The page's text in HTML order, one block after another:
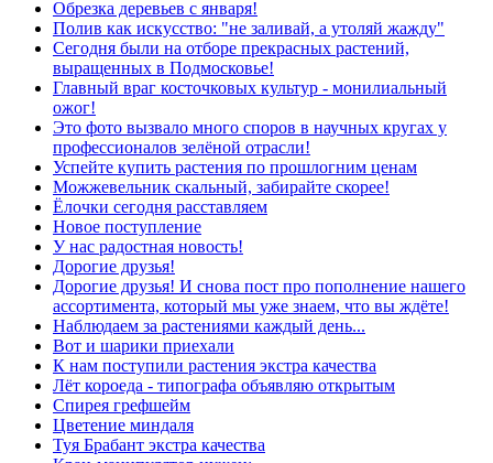
Обрезка деревьев с января!
Полив как искусство: "не заливай, а утоляй жажду"
Сегодня были на отборе прекрасных растений,
выращенных в Подмосковье!
Главный враг косточковых культур - монилиальный
ожог!
Это фото вызвало много споров в научных кругах у
профессионалов зелёной отрасли!
Успейте купить растения по прошлогним ценам
Можжевельник скальный, забирайте скорее!
Ёлочки сегодня расставляем
Новое поступление
У нас радостная новость!
Дорогие друзья!
Дорогие друзья! И снова пост про пополнение нашего
ассортимента, который мы уже знаем, что вы ждёте!
Наблюдаем за растениями каждый день...
Вот и шарики приехали
К нам поступили растения экстра качества
Лёт короеда - типографа объявляю открытым
Спирея грефшейм
Цветение миндаля
Туя Брабант экстра качества